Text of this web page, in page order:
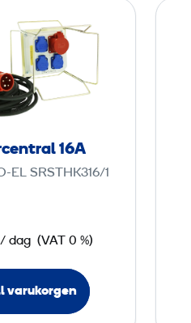
n
d
e
r
c
l
1
6
A
16A
EL SRSTHK316/1
/ dag (VAT 0 %)
varukorgen